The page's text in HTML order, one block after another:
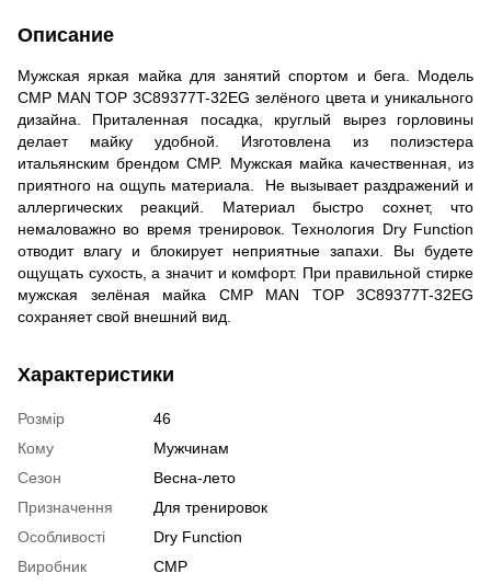
Описание
Мужская яркая майка для занятий спортом и бега. Модель
CMP MAN TOP 3C89377T-32EG зелёного цвета и уникального
дизайна. Приталенная посадка, круглый вырез горловины
делает майку удобной. Изготовлена из полиэстера
итальянским брендом CMP. Мужская майка качественная, из
приятного на ощупь материала. Не вызывает раздражений и
аллергических реакций. Материал быстро сохнет, что
немаловажно во время тренировок. Технология Dry Function
отводит влагу и блокирует неприятные запахи. Вы будете
ощущать сухость, а значит и комфорт. При правильной стирке
мужская зелёная майка CMP MAN TOP 3C89377T-32EG
сохраняет свой внешний вид.
Характеристики
Розмір
46
Кому
Мужчинам
Сезон
Весна-лето
Призначення
Для тренировок
Особливості
Dry Function
Виробник
CMP